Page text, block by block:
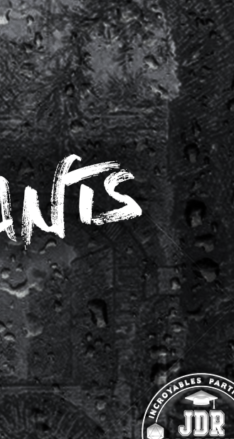
DRIVER – LIVE STREAM
DU CARDINAL #04 – Le Bal